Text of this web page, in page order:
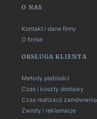
Linki w stopce
O NAS
Kontakt i dane firmy
O firmie
OBSŁUGA KLIENTA
Metody płatności
Czas i koszty dostawy
Czas realizacji zamówienia
Zwroty i reklamacje